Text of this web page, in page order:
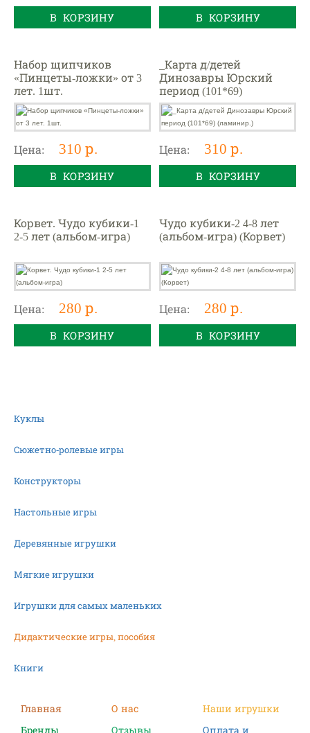
В КОРЗИНУ В КОРЗИНУ
Набор щипчиков
«Пинцеты-ложки» от 3
лет. 1шт.
Цена: 310 р.
В КОРЗИНУ
_Карта д/детей
Динозавры Юрский
период (101*69)
(ламинир.)
Цена: 310 р.
В КОРЗИНУ
Корвет. Чудо кубики-1
2-5 лет (альбом-игра)
Цена: 280 р.
В КОРЗИНУ
Чудо кубики-2 4-8 лет
(альбом-игра) (Корвет)
Цена: 280 р.
В КОРЗИНУ
Куклы
Сюжетно-ролевые игры
Конструкторы
Настольные игры
Деревянные игрушки
Мягкие игрушки
Игрушки для самых маленьких
Дидактические игры, пособия
Книги
Фигурки
Главная О нас
Наши игрушки
Бренды
Отзывы Оплата и